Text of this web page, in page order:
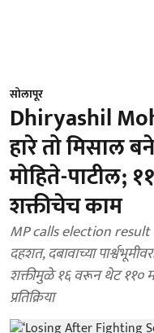
सोलापूर
Dhiryashil
हारे तो मिसाल
मोहिते-पाटील;
शक्तीचेच काम
MP calls election
दहशत, दबावाच्या
शक्तीमुळे १६ वरून थेट ११०
प्रतिक्रिया